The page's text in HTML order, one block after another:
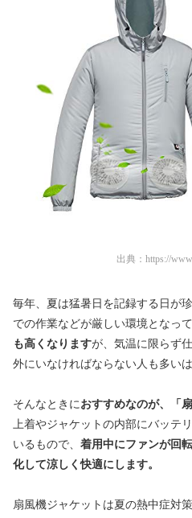
出典： https://
毎年、夏は猛暑日を記録する日が
での作業などが厳しい環境となって
も高くなりますが、気温に限らず
外にいなければならない人も多いは
そんなときにおすすめなのが、「
上着やジャケットの内部にバッテ
いるもので、 着用中にファンが回
化して涼しく快適にします。
扇風機ジャケットは夏の熱中症対